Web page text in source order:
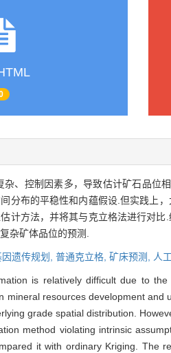
杂、控制因素多，导致估计矿石品位
分布的平稳性和内蕴假设.但实践上
计方法，并将其与克立格法进行对
杂矿体品位的预测.
因遗传规划, 普通克立格, 矿床预测, 人
is relatively difficult due to
mineral resources development
grade spatial distribution.
method violating intrinsic
it with ordinary Kriging. The